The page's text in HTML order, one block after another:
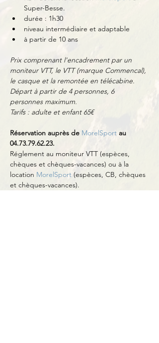
Super-Besse.
durée : 1h30
niveau intermédiaire et adaptable
à partir de 10 ans
Prix comprenant l'encadrement par un
moniteur VTT, le VTT (marque Commencal),
le casque et la remontée en télécabine.
Départ à partir de 4 personnes, 6
personnes maximum.
Tarifs : adulte et enfant 65€
Réservation auprès de MorelSport au
04.73.79.62.23.
Réglement au moniteur VTT (espèces,
chèques et chèques-vacances) ou à la
location MorelSport (espèces, CB, chèques
et chèques-vacances).